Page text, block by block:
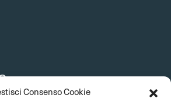
Consenso Cookie